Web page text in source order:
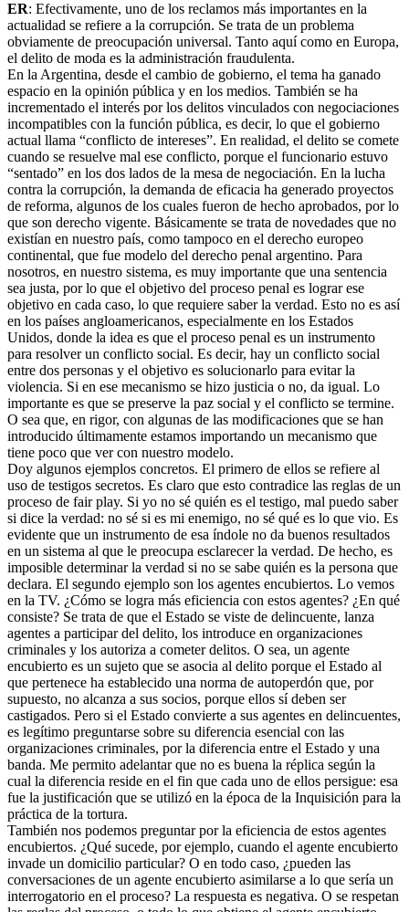
ER: Efectivamente, uno de los reclamos más importantes en la
actualidad se refiere a la corrupción. Se trata de un problema
obviamente de preocupación universal. Tanto aquí como en Europa,
el delito de moda es la administración fraudulenta.
En la Argentina, desde el cambio de gobierno, el tema ha ganado
espacio en la opinión pública y en los medios. También se ha
incrementado el interés por los delitos vinculados con negociaciones
incompatibles con la función pública, es decir, lo que el gobierno
actual llama “conflicto de intereses”. En realidad, el delito se comete
cuando se resuelve mal ese conflicto, porque el funcionario estuvo
“sentado” en los dos lados de la mesa de negociación. En la lucha
contra la corrupción, la demanda de eficacia ha generado proyectos
de reforma, algunos de los cuales fueron de hecho aprobados, por lo
que son derecho vigente. Básicamente se trata de novedades que no
existían en nuestro país, como tampoco en el derecho europeo
continental, que fue modelo del derecho penal argentino. Para
nosotros, en nuestro sistema, es muy importante que una sentencia
sea justa, por lo que el objetivo del proceso penal es lograr ese
objetivo en cada caso, lo que requiere saber la verdad. Esto no es así
en los países angloamericanos, especialmente en los Estados
Unidos, donde la idea es que el proceso penal es un instrumento
para resolver un conflicto social. Es decir, hay un conflicto social
entre dos personas y el objetivo es solucionarlo para evitar la
violencia. Si en ese mecanismo se hizo justicia o no, da igual. Lo
importante es que se preserve la paz social y el conflicto se termine.
O sea que, en rigor, con algunas de las modificaciones que se han
introducido últimamente estamos importando un mecanismo que
tiene poco que ver con nuestro modelo.
Doy algunos ejemplos concretos. El primero de ellos se refiere al
uso de testigos secretos. Es claro que esto contradice las reglas de un
proceso de fair play. Si yo no sé quién es el testigo, mal puedo saber
si dice la verdad: no sé si es mi enemigo, no sé qué es lo que vio. Es
evidente que un instrumento de esa índole no da buenos resultados
en un sistema al que le preocupa esclarecer la verdad. De hecho, es
imposible determinar la verdad si no se sabe quién es la persona que
declara. El segundo ejemplo son los agentes encubiertos. Lo vemos
en la TV. ¿Cómo se logra más eficiencia con estos agentes? ¿En qué
consiste? Se trata de que el Estado se viste de delincuente, lanza
agentes a participar del delito, los introduce en organizaciones
criminales y los autoriza a cometer delitos. O sea, un agente
encubierto es un sujeto que se asocia al delito porque el Estado al
que pertenece ha establecido una norma de autoperdón que, por
supuesto, no alcanza a sus socios, porque ellos sí deben ser
castigados. Pero si el Estado convierte a sus agentes en delincuentes,
es legítimo preguntarse sobre su diferencia esencial con las
organizaciones criminales, por la diferencia entre el Estado y una
banda. Me permito adelantar que no es buena la réplica según la
cual la diferencia reside en el fin que cada uno de ellos persigue: esa
fue la justificación que se utilizó en la época de la Inquisición para la
práctica de la tortura.
También nos podemos preguntar por la eficiencia de estos agentes
encubiertos. ¿Qué sucede, por ejemplo, cuando el agente encubierto
invade un domicilio particular? O en todo caso, ¿pueden las
conversaciones de un agente encubierto asimilarse a lo que sería un
interrogatorio en el proceso? La respuesta es negativa. O se respetan